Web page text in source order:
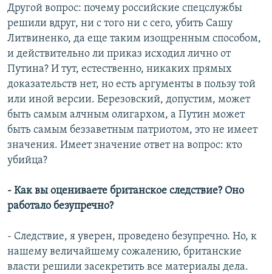
Другой вопрос: почему российские спецслужбы
решили вдруг, ни с того ни с сего, убить Сашу
Литвиненко, да еще таким изощренным способом,
и действительно ли приказ исходил лично от
Путина? И тут, естественно, никаких прямых
доказательств нет, но есть аргументы в пользу той
или иной версии. Березовский, допустим, может
быть самым алчным олигархом, а Путин может
быть самым беззаветным патриотом, это не имеет
значения. Имеет значение ответ на вопрос: кто
убийца?
- Как вы оцениваете британское следствие? Оно
работало безупречно?
- Следствие, я уверен, проведено безупречно. Но, к
нашему величайшему сожалению, британские
власти решили засекретить все материалы дела.